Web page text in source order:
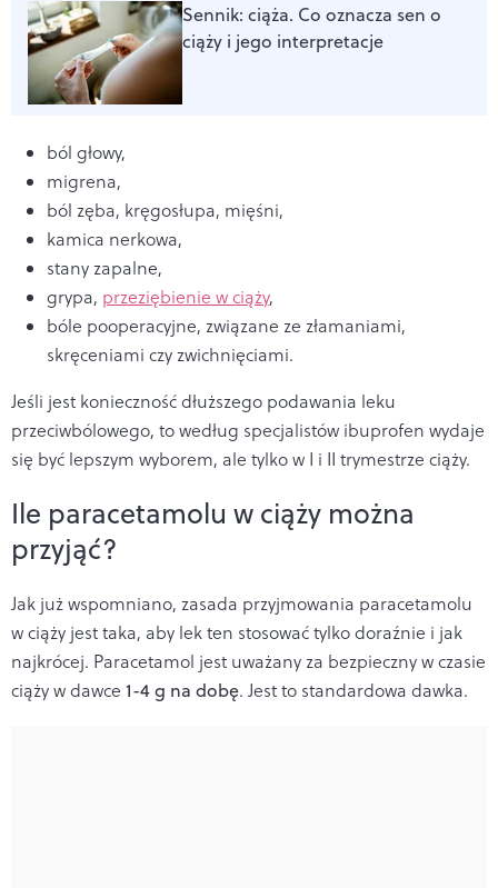
Sennik: ciąża. Co oznacza sen o
ciąży i jego interpretacje
ból głowy,
migrena,
ból zęba, kręgosłupa, mięśni,
kamica nerkowa,
stany zapalne,
grypa, przeziębienie w ciąży,
bóle pooperacyjne, związane ze złamaniami,
skręceniami czy zwichnięciami.
Jeśli jest konieczność dłuższego podawania leku
przeciwbólowego, to według specjalistów ibuprofen wydaje
się być lepszym wyborem, ale tylko w I i II trymestrze ciąży.
Ile paracetamolu w ciąży można
przyjąć?
Jak już wspomniano, zasada przyjmowania paracetamolu
w ciąży jest taka, aby lek ten stosować tylko doraźnie i jak
najkrócej. Paracetamol jest uważany za bezpieczny w czasie
ciąży w dawce 1-4 g na dobę. Jest to standardowa dawka.